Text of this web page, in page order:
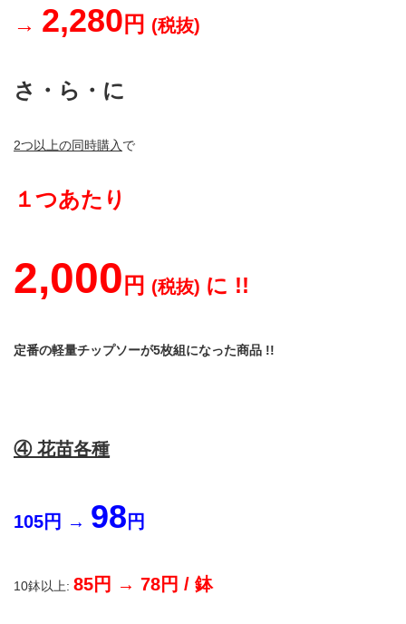
→ 2,280 円 (税抜)
さ・ら・に
2つ以上の同時購入で
１つあたり
2,000 円 (税抜) に !!
定番の軽量チップソーが5枚組になった商品 !!
④ 花苗各種
105円 → 98 円
10鉢以上: 85円 → 78円 / 鉢